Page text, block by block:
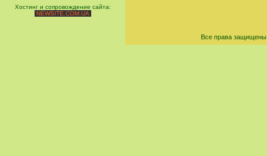
Хостинг и сопровождение сайта:
NEWSITE.COM.UA
Все права